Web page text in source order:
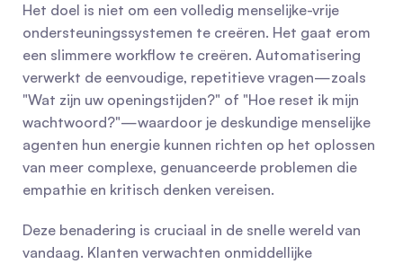
Het doel is niet om een volledig menselijke-vrije
ondersteuningssystemen te creëren. Het gaat erom
een slimmere workflow te creëren. Automatisering
verwerkt de eenvoudige, repetitieve vragen—zoals
"Wat zijn uw openingstijden?" of "Hoe reset ik mijn
wachtwoord?"—waardoor je deskundige menselijke
agenten hun energie kunnen richten op het oplossen
van meer complexe, genuanceerde problemen die
empathie en kritisch denken vereisen.
Deze benadering is cruciaal in de snelle wereld van
vandaag. Klanten verwachten onmiddellijke